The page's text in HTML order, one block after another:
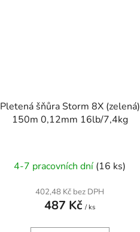
Pletená šňůra Storm 8X (zelená)
150m 0,12mm 16lb/7,4kg
4-7 pracovních dní (16 ks)
402,48 Kč bez DPH
487 Kč/ ks